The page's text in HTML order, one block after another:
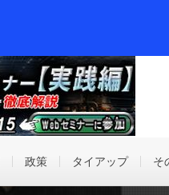
政策 タイアップ そ